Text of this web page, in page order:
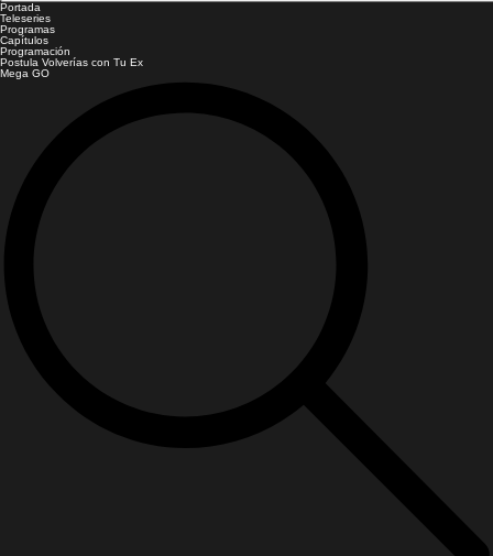
Portada
Teleseries
Programas
Capítulos
Programación
Postula Volverías con Tu Ex
Mega GO